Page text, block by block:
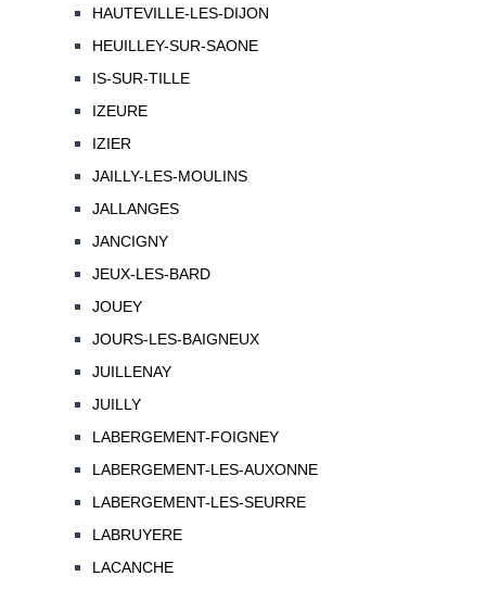
HAUTEVILLE-LES-DIJON
HEUILLEY-SUR-SAONE
IS-SUR-TILLE
IZEURE
IZIER
JAILLY-LES-MOULINS
JALLANGES
JANCIGNY
JEUX-LES-BARD
JOUEY
JOURS-LES-BAIGNEUX
JUILLENAY
JUILLY
LABERGEMENT-FOIGNEY
LABERGEMENT-LES-AUXONNE
LABERGEMENT-LES-SEURRE
LABRUYERE
LACANCHE